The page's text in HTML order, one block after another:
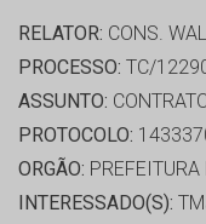
RELATOR: CONS.
PROCESSO: TC/
ASSUNTO:
PROTOCOLO:
ORGÃO:
INTERESSADO(S):